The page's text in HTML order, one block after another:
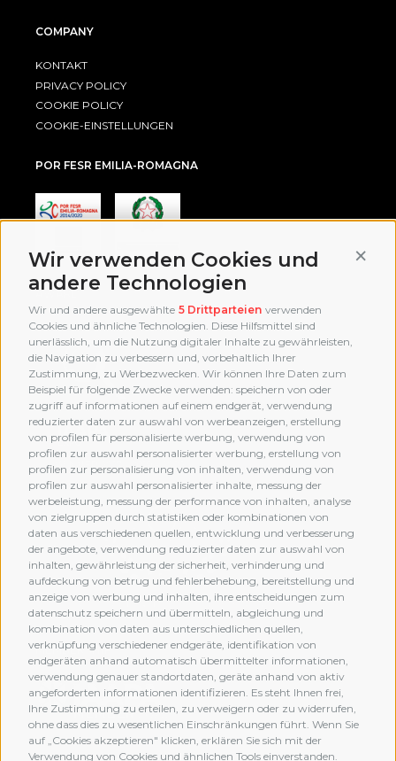
Wir verwenden Cookies und
andere Technologien
Wir und andere ausgewählte 5 Drittparteien verwenden
Cookies und ähnliche Technologien. Diese Hilfsmittel sind
unerlässlich, um die Nutzung digitaler Inhalte zu gewährleisten,
die Navigation zu verbessern und, vorbehaltlich Ihrer
Zustimmung, zu Werbezwecken. Wir können Ihre Daten zum
Beispiel für folgende Zwecke verwenden: speichern von oder
zugriff auf informationen auf einem endgerät, verwendung
reduzierter daten zur auswahl von werbeanzeigen, erstellung
von profilen für personalisierte werbung, verwendung von
profilen zur auswahl personalisierter werbung, erstellung von
profilen zur personalisierung von inhalten, verwendung von
profilen zur auswahl personalisierter inhalte, messung der
werbeleistung, messung der performance von inhalten, analyse
von zielgruppen durch statistiken oder kombinationen von
daten aus verschiedenen quellen, entwicklung und verbesserung
der angebote, verwendung reduzierter daten zur auswahl von
inhalten, gewährleistung der sicherheit, verhinderung und
aufdeckung von betrug und fehlerbehebung, bereitstellung und
anzeige von werbung und inhalten, ihre entscheidungen zum
datenschutz speichern und übermitteln, abgleichung und
kombination von daten aus unterschiedlichen quellen,
verknüpfung verschiedener endgeräte, identifikation von
endgeräten anhand automatisch übermittelter informationen,
verwendung genauer standortdaten, geräte anhand von aktiv
angeforderten informationen identifizieren. Es steht Ihnen frei,
Ihre Zustimmung zu erteilen, zu verweigern oder zu widerrufen,
ohne dass dies zu wesentlichen Einschränkungen führt. Wenn Sie
auf „Cookies akzeptieren" klicken, erklären Sie sich mit der
Verwendung von Cookies und ähnlichen Tools einverstanden.
COMPANY
KONTAKT
PRIVACY POLICY
COOKIE POLICY
COOKIE-EINSTELLUNGEN
POR FESR EMILIA-ROMAGNA
AWARD
MEMBERSHIP